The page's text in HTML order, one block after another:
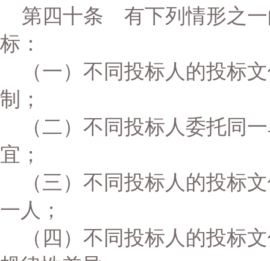
第四十条 有下列情形之一
标：
（一）不同投标人的投标
制；
（二）不同投标人委托同
宜；
（三）不同投标人的投标
一人；
（四）不同投标人的投标